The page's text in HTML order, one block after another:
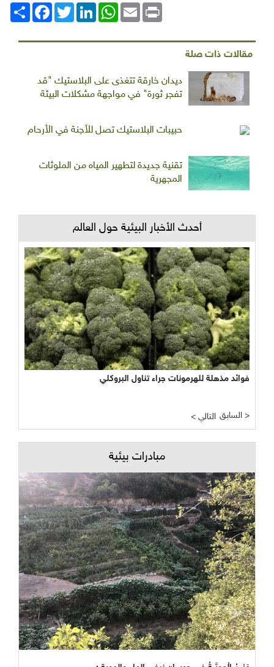
انشر
FacebookTwitterLinkedIn
WhatsAppEmail Print
مقالات ذات صلة
ديدان خارقة تتغذى على البلاستيك "قد
تفجر ثورة" في مواجهة مشكلات البيئة
حبيبات البلاستيك تصل للأجنة في الأرحام
تقنية جديدة لتطهير المياه من الملوثات
المجهرية
أحدث الأخبار البيئية حول العالم
فوائد مذهلة للهرمونات جراء تناول البروكلي
< التالي السابق >
مبادرات بيئية